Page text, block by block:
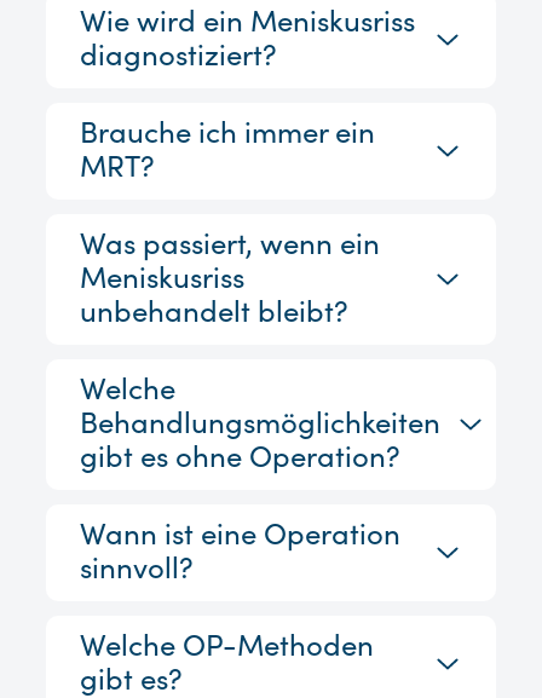
Wie wird ein Meniskusriss
diagnostiziert?
Brauche ich immer ein
MRT?
Was passiert, wenn ein
Meniskusriss
unbehandelt bleibt?
Welche
Behandlungsmöglichkeiten
gibt es ohne Operation?
Wann ist eine Operation
sinnvoll?
Welche OP-Methoden
gibt es?